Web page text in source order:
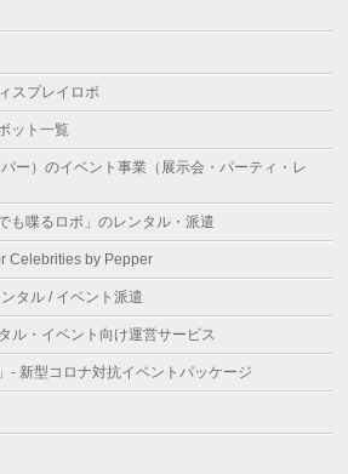
スプレイロボ
ット一覧
ー）のイベント事業（展示会・パーティ・レ
も喋るロボ」のレンタル・派遣
Celebrities by Pepper
タル / イベント派遣
ル・イベント向け運営サービス
- 新型コロナ対抗イベントパッケージ